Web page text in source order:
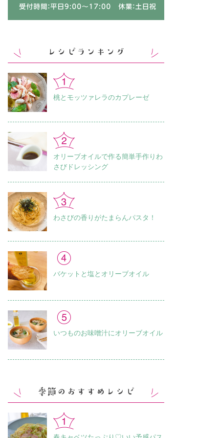
桃とモッツァレラのカプレーゼ
オリーブオイルで作る簡単手作りわ
さびドレッシング
わさびの香りがたまらんパスタ！
バケットと塩とオリーブオイル
いつものお味噌汁に オリーブオイル